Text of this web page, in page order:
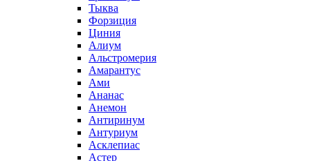
Тыква
Форзиция
Циния
Алиум
Альстромерия
Амарантус
Ами
Ананас
Анемон
Антиринум
Антуриум
Асклепиас
Астер